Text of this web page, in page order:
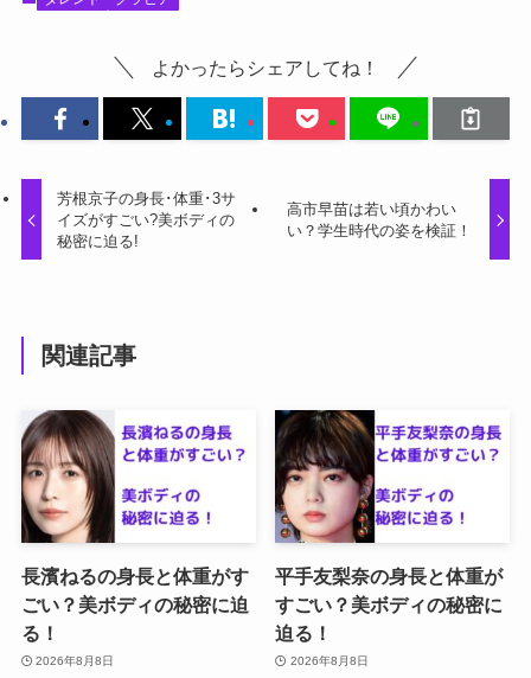
よかったらシェアしてね！
芳根京子の身長･体重･3サ
イズがすごい?美ボディの
秘密に迫る!
高市早苗は若い頃かわい
い？学生時代の姿を検証！
関連記事
長濱ねるの身長と体重がす
ごい？美ボディの秘密に迫
る！
2026年8月8日
平手友梨奈の身長と体重が
すごい？美ボディの秘密に
迫る！
2026年8月8日